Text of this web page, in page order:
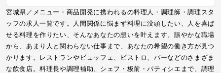
宮城県／メニュー・商品開発に携われるの料理人・調理師・調理スタ
ッフの求人一覧です。人間関係に悩まず料理に没頭したい、人を喜ば
せる料理を作りたい、そんなあなたの想いを叶えます。賑やかな職場
から、あまり人と関わらない仕事まで、あなたの希望の働き方が見つ
かります。レストランやビュッフェ、ビストロ、バーなどのさまざま
な飲食店。料理長や調理補助、シェフ・板前・パティシエまで、調理